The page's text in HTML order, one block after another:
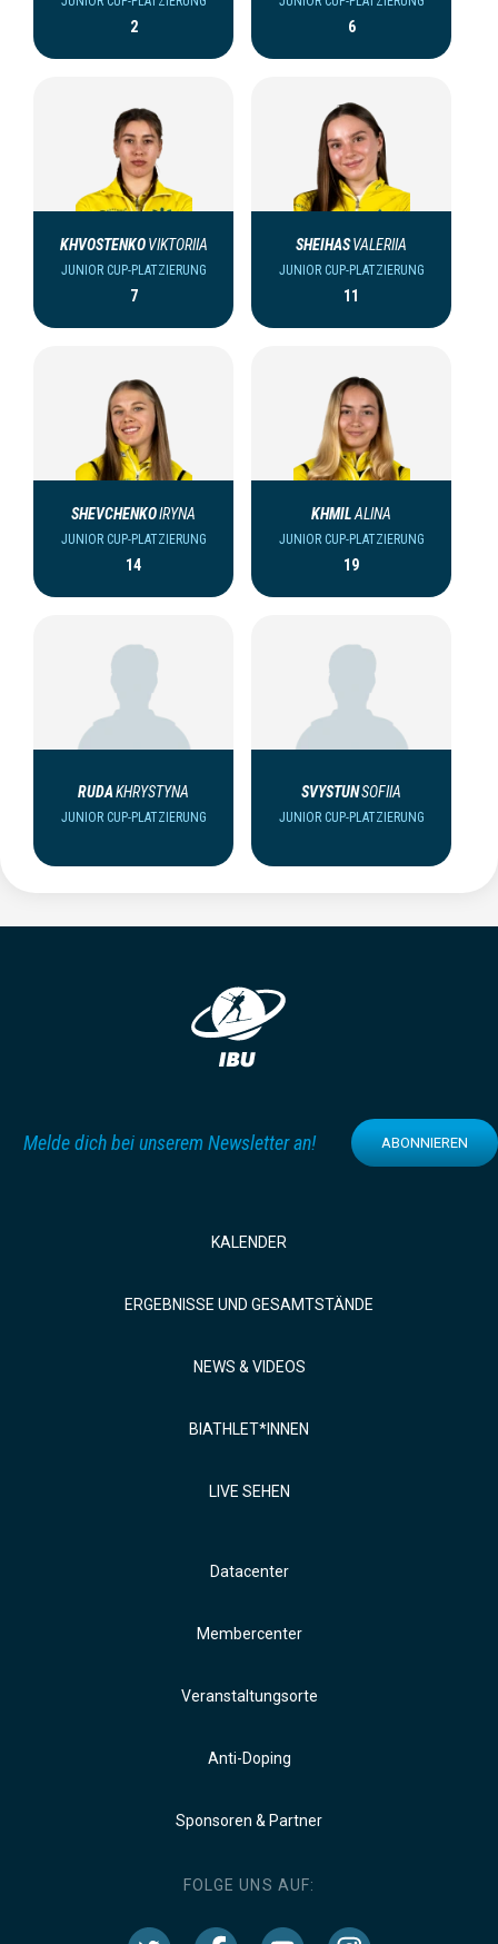
2 6
KHVOSTENKO VIKTORIIA
JUNIOR CUP-PLATZIERUNG
7
SHEIHASVALERIIA
JUNIOR CUP-PLATZIERUNG
11
SHEVCHENKOIRYNA
JUNIOR CUP-PLATZIERUNG
14
KHMILALINA
JUNIOR CUP-PLATZIERUNG
19
RUDAKHRYSTYNA
JUNIOR CUP-PLATZIERUNG
SVYSTUNSOFIIA
JUNIOR CUP-PLATZIERUNG
Melde dich bei unserem Newsletter an! ABONNIEREN
KALENDER
ERGEBNISSE UND GESAMTSTÄNDE
NEWS & VIDEOS
BIATHLET*INNEN
LIVE SEHEN
Datacenter
Membercenter
Veranstaltungsorte
Anti-Doping
Sponsoren & Partner
FOLGE UNS AUF: